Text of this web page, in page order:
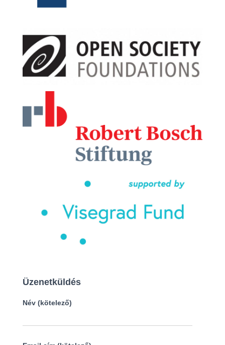
Üzenetküldés
Név (kötelező)